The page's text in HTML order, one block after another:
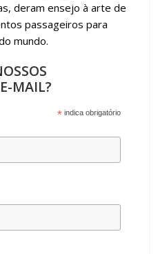
deram ensejo à arte de
passageiros para
mundo.
MAIL?
* indica obrigatório